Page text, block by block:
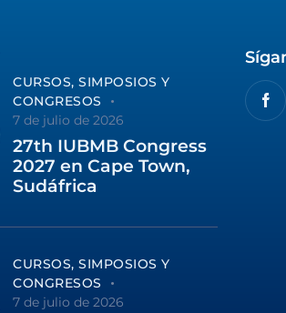
CURSOS, SIMPOSIOS Y
CONGRESOS
7 de julio de 2026
27th IUBMB Congress
2027 en Cape Town,
Sudáfrica
CURSOS, SIMPOSIOS Y
CONGRESOS
7 de julio de 2026